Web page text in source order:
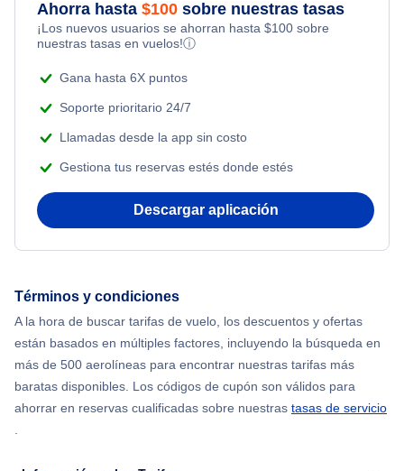
Ahorra hasta $100 sobre nuestras tasas
¡Los nuevos usuarios se ahorran hasta $100 sobre
nuestras tasas en vuelos!ⓘ
Gana hasta 6X puntos
Soporte prioritario 24/7
Llamadas desde la app sin costo
Gestiona tus reservas estés donde estés
Descargar aplicación
Términos y condiciones
A la hora de buscar tarifas de vuelo, los descuentos y ofertas
están basados en múltiples factores, incluyendo la búsqueda en
más de 500 aerolíneas para encontrar nuestras tarifas más
baratas disponibles. Los códigos de cupón son válidos para
ahorrar en reservas cualificadas sobre nuestras tasas de servicio
.